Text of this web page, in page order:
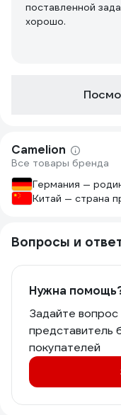
поставленной
хорошо.
Camelion
Все товары бренда
Германия —
Китай — страна
Вопросы и
Нужна
Задайте
представитель
покупателей